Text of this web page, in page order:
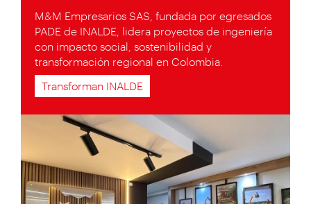
M&M Empresarios SAS, fundada por egresados
PADE de INALDE, lidera proyectos de ingeniería
con impacto social, sostenibilidad y
transformación regional en Colombia.
Transforman INALDE